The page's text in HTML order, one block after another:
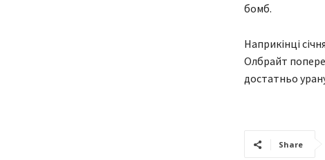
бомб.
Наприкінці
Олбрайт
достатньо
Share